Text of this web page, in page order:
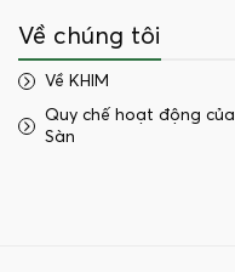
Về chúng tôi
Về KHIM
Quy chế hoạt động của
Sàn